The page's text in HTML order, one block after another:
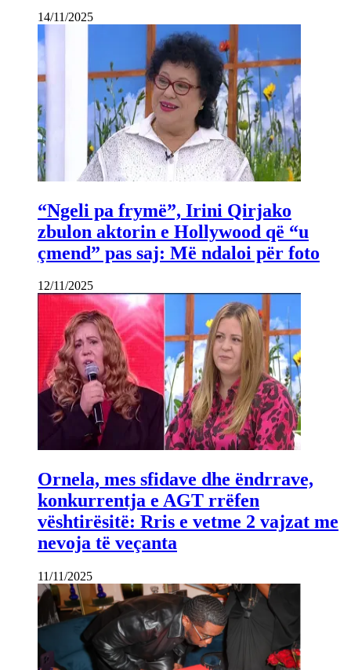
14/11/2025
“Ngeli pa frymë”, Irini Qirjako
zbulon aktorin e Hollywood që “u
çmend” pas saj: Më ndaloi për foto
12/11/2025
Ornela, mes sfidave dhe ëndrrave,
konkurrentja e AGT rrëfen
vështirësitë: Rris e vetme 2 vajzat me
nevoja të veçanta
11/11/2025